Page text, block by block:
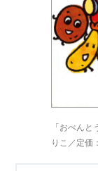
「おべん
りこ／定価